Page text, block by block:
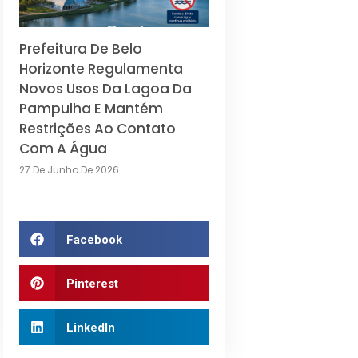
Prefeitura De Belo
Horizonte Regulamenta
Novos Usos Da Lagoa Da
Pampulha E Mantém
Restrições Ao Contato
Com A Água
27 De Junho De 2026
Facebook
Pinterest
LinkedIn